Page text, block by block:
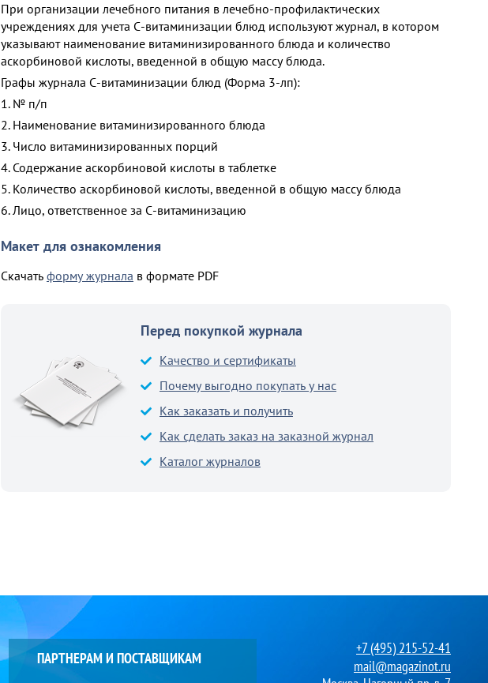
При организации лечебного питания в лечебно-профилактических
учреждениях для учета С-витаминизации блюд используют журнал, в котором
указывают наименование витаминизированного блюда и количество
аскорбиновой кислоты, введенной в общую массу блюда.
Графы журнала С-витаминизации блюд (Форма 3-лп):
1. № п/п
2. Наименование витаминизированного блюда
3. Число витаминизированных порций
4. Содержание аскорбиновой кислоты в таблетке
5. Количество аскорбиновой кислоты, введенной в общую массу блюда
6. Лицо, ответственное за С-витаминизацию
Макет для ознакомления
Скачать форму журнала в формате PDF
Перед покупкой журнала
Качество и сертификаты
Почему выгодно покупать у нас
Как заказать и получить
Как сделать заказ на заказной журнал
Каталог журналов
ПАРТНЕРАМ И ПОСТАВЩИКАМ
+7 (495) 215-52-41
mail@magazinot.ru